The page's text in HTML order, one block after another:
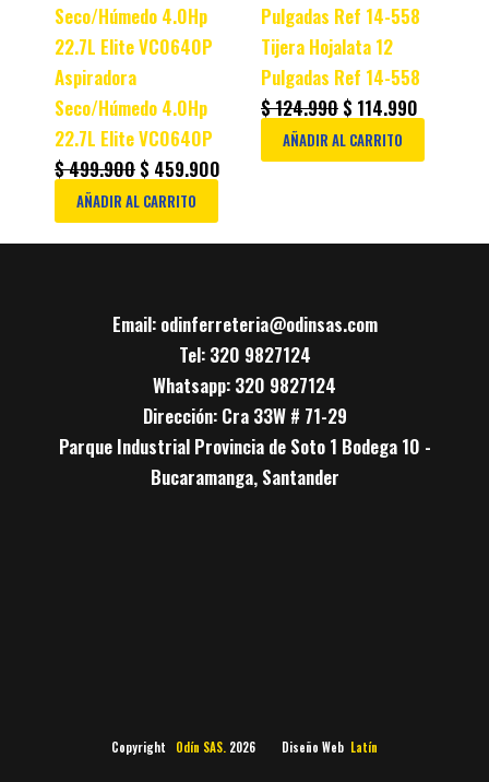
Aspiradora
Seco/Húmedo 4.0Hp
22.7L Elite VC0640P
$499.900
price
was:
$ 459.900
$ 459.900.
AÑADIR AL CARRITO
Tijera Hojalata 12
Pulgadas Ref 14-558
$124.990
price
was:
$ 124.990.
$ 114.990
price
$
AÑADIR AL CARRITO
Email: odinferreteria@odinsas.com
Tel: 320 9827124
Whatsapp: 320 9827124
Dirección: Cra 33W # 71-29
Parque Industrial Provincia de Soto 1 Bodega 10 -
Bucaramanga, Santander
Copyright Odín SAS. 2026 Diseño Web Latín